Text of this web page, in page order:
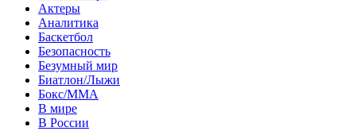
Актеры
Аналитика
Баскетбол
Безопасность
Безумный мир
Биатлон/Лыжи
Бокс/MMA
В мире
В России